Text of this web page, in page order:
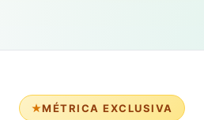
MÉTRICA EXCLUSIVA